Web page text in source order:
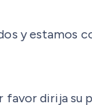
y
dirija su